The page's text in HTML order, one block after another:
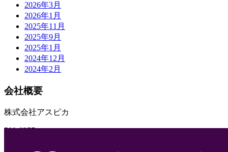
2026年3月
2026年1月
2025年11月
2025年9月
2025年1月
2024年12月
2024年2月
会社概要
株式会社アスピカ
500-8357